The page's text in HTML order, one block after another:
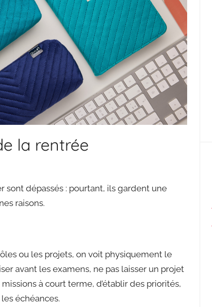
la rentrée
sont dépassés : pourtant, ils gardent une
raisons.
ou les projets, on voit physiquement le
avant les examens, ne pas laisser un projet
à court terme, d’établir des priorités,
échéances.